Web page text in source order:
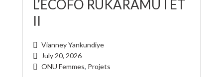
L’ECOFO RUKARAMU I ET
II
Vianney Yankundiye
July 20, 2026
ONU Femmes, Projets